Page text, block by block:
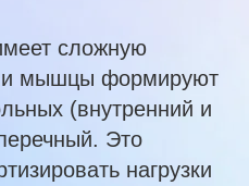
сложную
и мышцы формируют
(внутренний и
Это
нагрузки